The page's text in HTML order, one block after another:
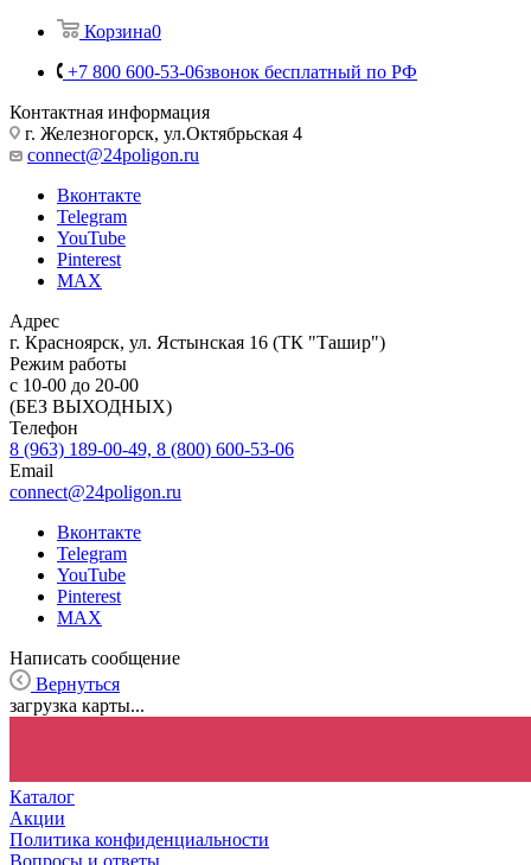
Корзина0
+7 800 600-53-06звонок бесплатный по РФ
Контактная информация
г. Железногорск, ул.Октябрьская 4
connect@24poligon.ru
Вконтакте
Telegram
YouTube
Pinterest
MAX
Адрес
г. Красноярск, ул. Ястынская 16 (ТК "Ташир")
Режим работы
с 10-00 до 20-00
(БЕЗ ВЫХОДНЫХ)
Телефон
8 (963) 189-00-49, 8 (800) 600-53-06
Email
connect@24poligon.ru
Вконтакте
Telegram
YouTube
Pinterest
MAX
Написать сообщение
Вернуться
загрузка карты...
Каталог
Акции
Политика конфиденциальности
Вопросы и ответы